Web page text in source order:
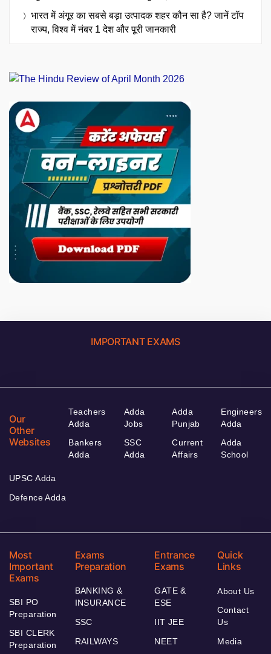
भारत में अंगूर का सबसे बड़ा उत्पादक शहर कौन सा है? जानें टॉप
राज्य, विश्व में नंबर 1 देश और पूरी जानकारी
IMPORTANT EXAMS
Our
Other
Websites
Teachers
Adda
Bankers
Adda
Adda
Jobs
SSC
Adda
Adda
Punjab
Current
Affairs
Engineers
Adda
Adda
School
UPSC Adda
Defence Adda
Most
Important
Exams
SBI PO
Preparation
SBI CLERK
Preparation
Exams
Preparation
BANKING &
INSURANCE
SSC
RAILWAYS
Entrance
Exams
GATE &
ESE
IIT JEE
NEET
Quick
Links
About Us
Contact
Us
Media